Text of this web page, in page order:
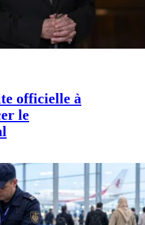
officielle à
le